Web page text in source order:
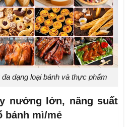
dạng loại bánh và thực phẩm
nướng lớn, năng suất
bánh mì/mẻ